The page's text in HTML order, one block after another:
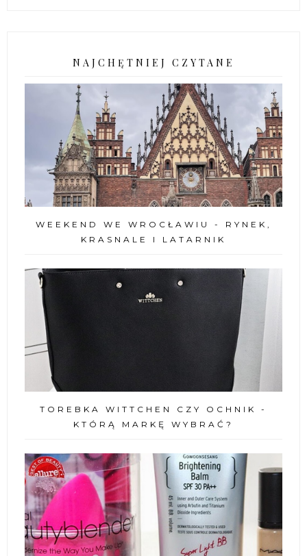
NAJCHĘTNIEJ CZYTANE
WEEKEND WE WROCŁAWIU - RYNEK,
KRASNALE I LATARNIK
TOREBKA WITTCHEN CZY OCHNIK -
KTÓRĄ MARKĘ WYBRAĆ?